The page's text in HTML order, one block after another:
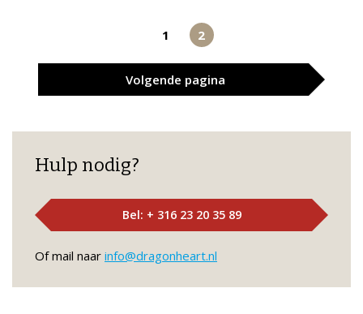
1 2
Volgende pagina
Hulp nodig?
Bel: + 316 23 20 35 89
Of mail naar info@dragonheart.nl